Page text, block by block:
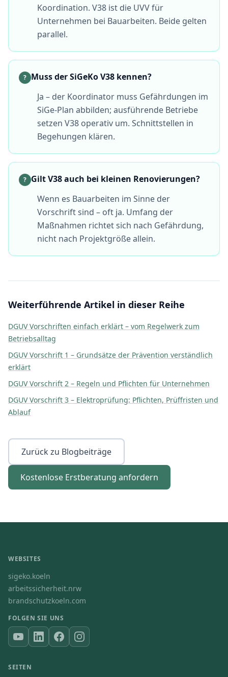
Koordination. V38 ist die UVV für
Unternehmen bei Bauarbeiten. Beide gelten
parallel.
? Muss der SiGeKo V38 kennen?
Ja – der Koordinator muss Gefährdungen im
SiGe-Plan abbilden; ausführende Betriebe
setzen V38 operativ um. Schnittstellen in
Begehungen klären.
? Gilt V38 auch bei kleinen Renovierungen?
Wenn es Bauarbeiten im Sinne der
Vorschrift sind – oft ja. Umfang der
Maßnahmen richtet sich nach Gefährdung,
nicht nach Projektgröße allein.
Weiterführende Artikel in dieser Reihe
DGUV Vorschriften einfach erklärt – vom Regelwerk zum
Betriebsalltag
DGUV Vorschrift 1 – Grundsätze der Prävention verständlich
erklärt
DGUV Vorschrift 2 – Regeln und Pflichten für Unternehmen
DGUV Vorschrift 3 – Elektroprüfung: Pflichten, Prüffristen und
Ablauf
Zurück zu Blogbeiträge
Kostenlose Erstberatung anfordern
WEBSITES
sigeko.koeln
arbeitssicherheit.nrw
brandschutzkoeln.com
FOLGEN SIE UNS
SEITEN